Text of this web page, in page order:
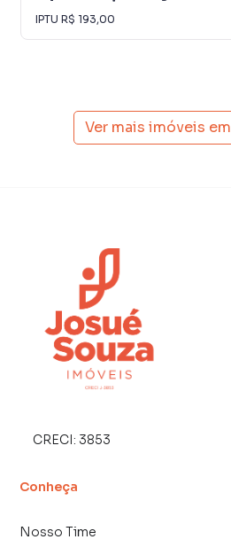
IPTU R$ 193,00
Ver mais imóveis em
CRECI: 3853
Conheça
Nosso Time